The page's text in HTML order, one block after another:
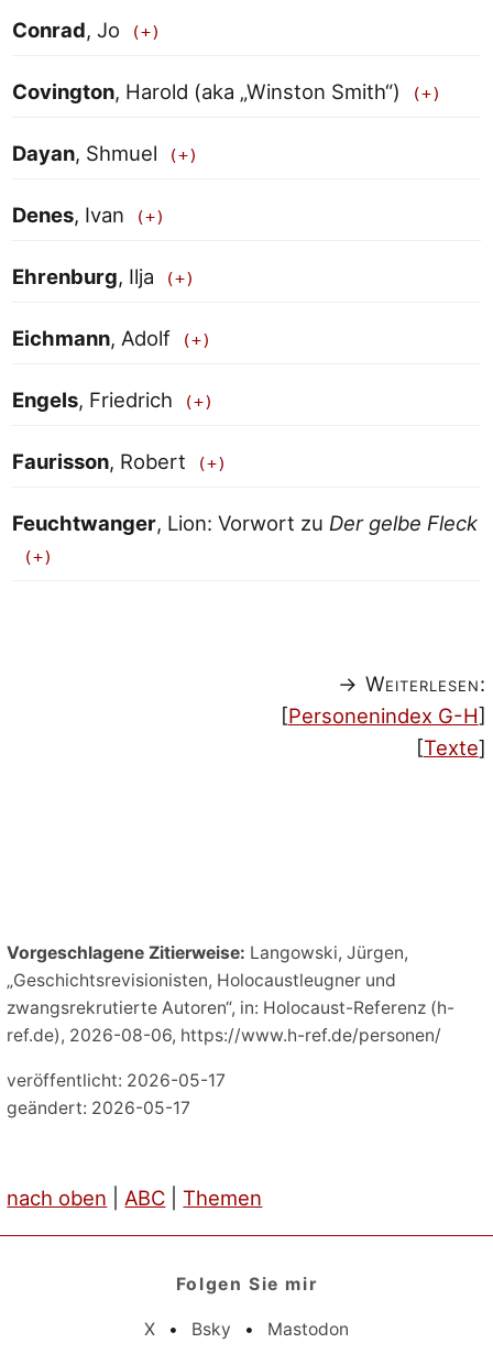
Conrad, Jo
Covington, Harold (aka „Winston Smith“)
Dayan, Shmuel
Denes, Ivan
Ehrenburg, Ilja
Eichmann, Adolf
Engels, Friedrich
Faurisson, Robert
Feuchtwanger, Lion: Vorwort zu Der gelbe Fleck
→ Weiterlesen:
[Personenindex G-H]
[Texte]
Vorgeschlagene Zitierweise: Langowski, Jürgen,
„Geschichtsrevisionisten, Holocaustleugner und
zwangsrekrutierte Autoren“, in: Holocaust-Referenz (h-
ref.de), 2026-08-06, https://www.h-ref.de/personen/
veröffentlicht: 2026-05-17
geändert: 2026-05-17
nach oben ABC |Themen
Folgen Sie mir
X • Bsky • Mastodon